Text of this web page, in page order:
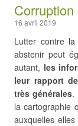
Corruption
16 avril 2019
Lutter contre
abstenir peut
autant, les
leur rapport
très générales.
la cartographie
auxquelles